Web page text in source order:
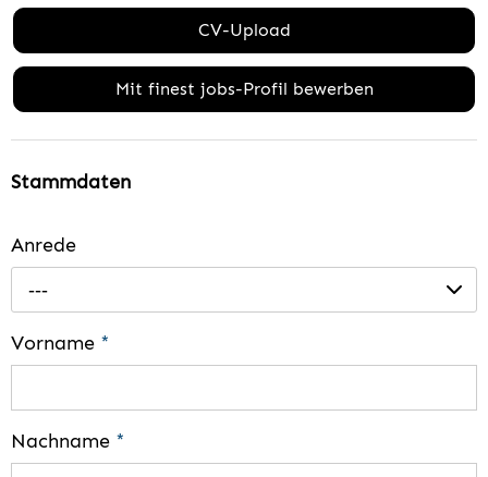
CV-Upload
Mit finest jobs-Profil bewerben
Stammdaten
Anrede
---
Vorname *
Nachname *